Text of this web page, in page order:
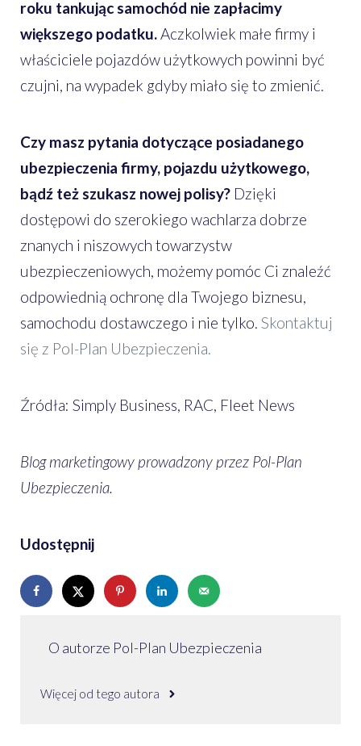
roku tankując samochód nie zapłacimy
większego podatku. Aczkolwiek małe firmy i
właściciele pojazdów użytkowych powinni być
czujni, na wypadek gdyby miało się to zmienić.
Czy masz pytania dotyczące posiadanego
ubezpieczenia firmy, pojazdu użytkowego,
bądź też szukasz nowej polisy? Dzięki
dostępowi do szerokiego wachlarza dobrze
znanych i niszowych towarzystw
ubezpieczeniowych, możemy pomóc Ci znaleźć
odpowiednią ochronę dla Twojego biznesu,
samochodu dostawczego i nie tylko. Skontaktuj
się z Pol-Plan Ubezpieczenia.
Źródła: Simply Business, RAC, Fleet News
Blog marketingowy prowadzony przez Pol-Plan
Ubezpieczenia.
Udostępnij
O autorze Pol-Plan Ubezpieczenia
Więcej od tego autora